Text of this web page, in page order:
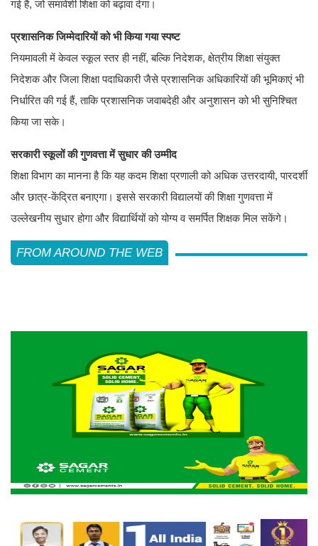
गई है, जो समावेशी शिक्षा को बढ़ावा देगा।
प्रशासनिक जिम्मेदारियों को भी किया गया स्पष्ट
नियमावली में केवल स्कूल स्तर ही नहीं, बल्कि निदेशक, क्षेत्रीय शिक्षा संयुक्त
निदेशक और जिला शिक्षा पदाधिकारी जैसे प्रशासनिक अधिकारियों की भूमिकाएं भी
निर्धारित की गई हैं, ताकि प्रशासनिक जवाबदेही और अनुशासन को भी सुनिश्चित
किया जा सके।
सरकारी स्कूलों की गुणवत्ता में सुधार की उम्मीद
शिक्षा विभाग का मानना है कि यह कदम शिक्षा प्रणाली को अधिक उत्तरदायी, पारदर्शी
और छात्र-केंद्रित बनाएगा। इससे सरकारी विद्यालयों की शिक्षा गुणवत्ता में
उल्लेखनीय सुधार होगा और विद्यार्थियों को योग्य व समर्पित शिक्षक मिल सकेंगे।
FROM AROUND THE WEB